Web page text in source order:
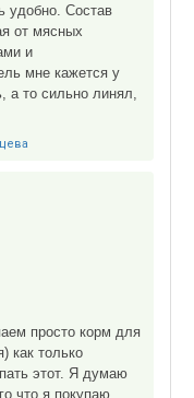
удобно. Состав
от мясных
и
мне кажется у
а то сильно линял,
просто корм для
как только
этот. Я думаю
что я покупаю